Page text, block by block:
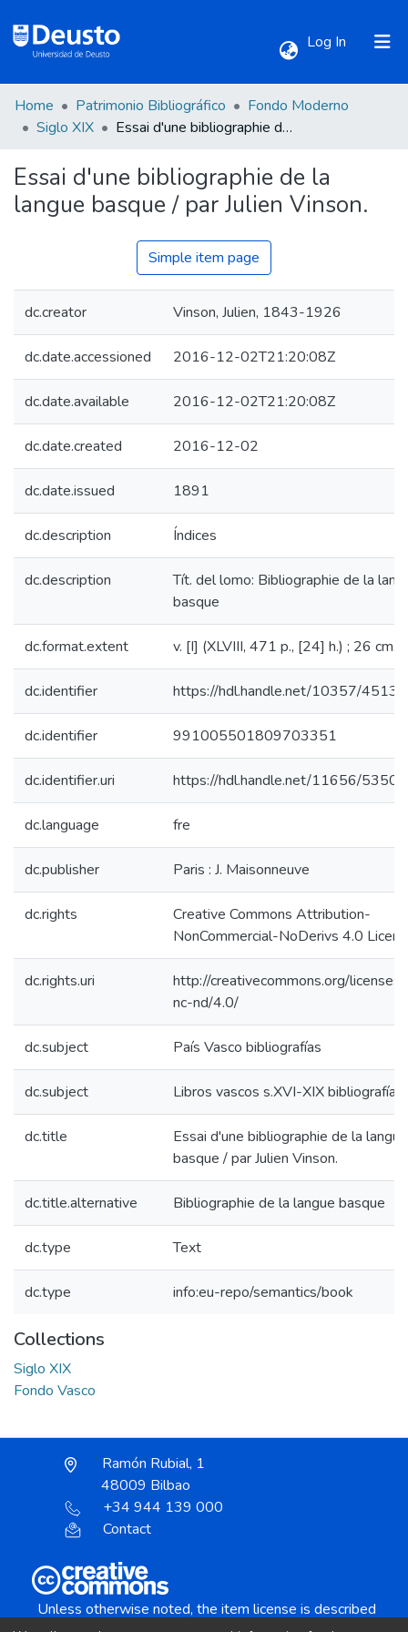
Log In (current)
Communities & Collections
All of DSpace
Home Patrimonio Bibliográfico
Fondo Moderno
Siglo XIX
Essai d'une bibliographie de la langue basque / par Julien Vinson.
Essai d'une bibliographie de la
langue basque / par Julien Vinson.
Simple item page
dc.creator Vinson, Julien, 1843-1926
dc.date.accessioned 2016-12-02T21:20:08Z
dc.date.available 2016-12-02T21:20:08Z
dc.date.created 2016-12-02
dc.date.issued 1891
dc.description Índices
dc.description
Tít. del lomo: Bibliographie de la
basque
dc.format.extent v. [I] (XLVIII, 471 p., [24] h.) ; 26 cm.
dc.identifier https://hdl.handle.net/10357/4513
dc.identifier 991005501809703351
dc.identifier.uri https://hdl.handle.net/11656/5350
dc.language fre
dc.publisher Paris : J. Maisonneuve
dc.rights
Creative Commons Attribution-
NonCommercial-NoDerivs 4.0
dc.rights.uri
http://creativecommons.org/
nc-nd/4.0/
dc.subject País Vasco bibliografías
dc.subject Libros vascos s.XVI-XIX bibliografías
dc.title
Essai d'une bibliographie de la langue
basque / par Julien Vinson.
dc.title.alternative Bibliographie de la langue basque
dc.type Text
dc.type info:eu-repo/semantics/book
Collections
Siglo XIX
Fondo Vasco
Ramón Rubial, 1
48009 Bilbao
+34 944 139 000
Contact
Unless otherwise noted, the item license is described